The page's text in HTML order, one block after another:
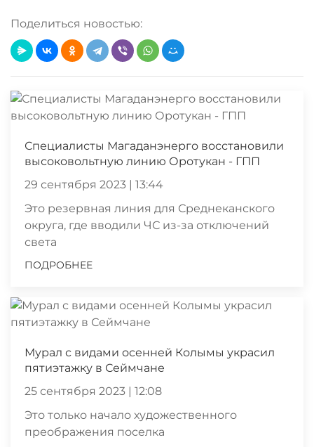
Поделиться новостью:
Специалисты Магаданэнерго восстановили
высоковольтную линию Оротукан - ГПП
29 сентября 2023 | 13:44
Это резервная линия для Среднеканского
округа, где вводили ЧС из-за отключений
света
ПОДРОБНЕЕ
Мурал с видами осенней Колымы украсил
пятиэтажку в Сеймчане
25 сентября 2023 | 12:08
Это только начало художественного
преображения поселка